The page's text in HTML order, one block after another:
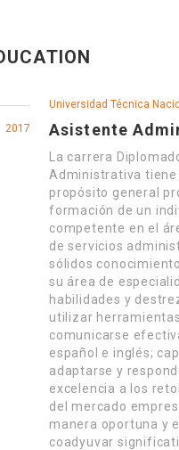
2017
Universidad Técnica
Asistente
La carrera
Administrativa tiene
propósito general
formación de un
competente en el
de servicios
sólidos
su área de
habilidades y
utilizar
comunicarse
español e inglés;
adaptarse y
excelencia a los
del mercado
manera oportuna y
coadyuvar